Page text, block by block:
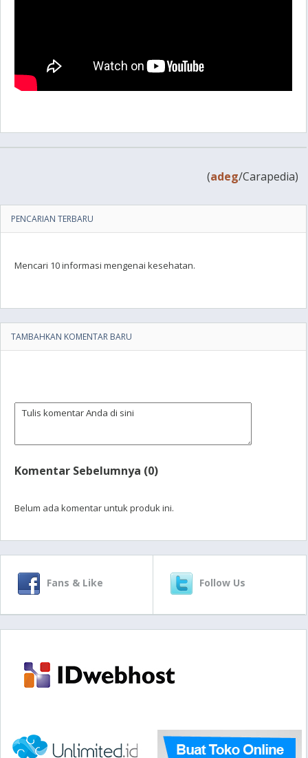
(adeg/Carapedia)
PENCARIAN TERBARU
Mencari 10 informasi mengenai kesehatan.
TAMBAHKAN KOMENTAR BARU
Komentar Sebelumnya (0)
Belum ada komentar untuk produk ini.
Fans & Like Follow Us